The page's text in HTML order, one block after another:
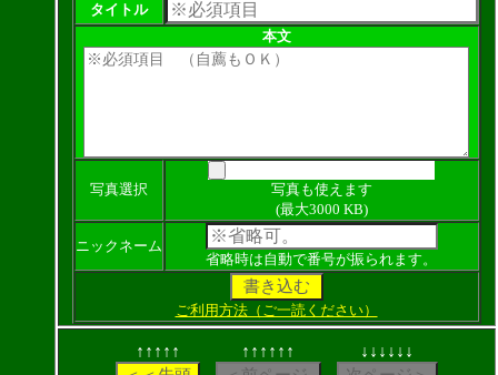
タイトル
本文
写真選択
写真も使えます
(最大3000 KB)
ニックネーム
省略時は自動で番号が振られます。
ご利用方法（ご一読ください）
↑↑↑↑↑ ↑↑↑↑↑↑ ↓↓↓↓↓↓